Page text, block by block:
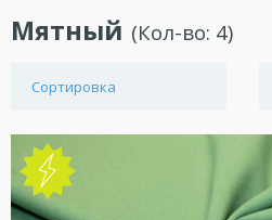
Мятный (Кол-во: 4)
Сортировка